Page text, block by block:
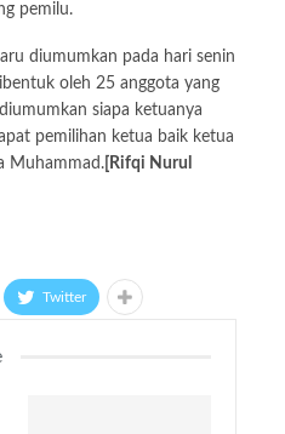
pemilu.
diumumkan pada hari senin
oleh 25 anggota yang
siapa ketuanya
pemilihan ketua baik ketua
Muhammad. [Rifqi Nurul
Twitter